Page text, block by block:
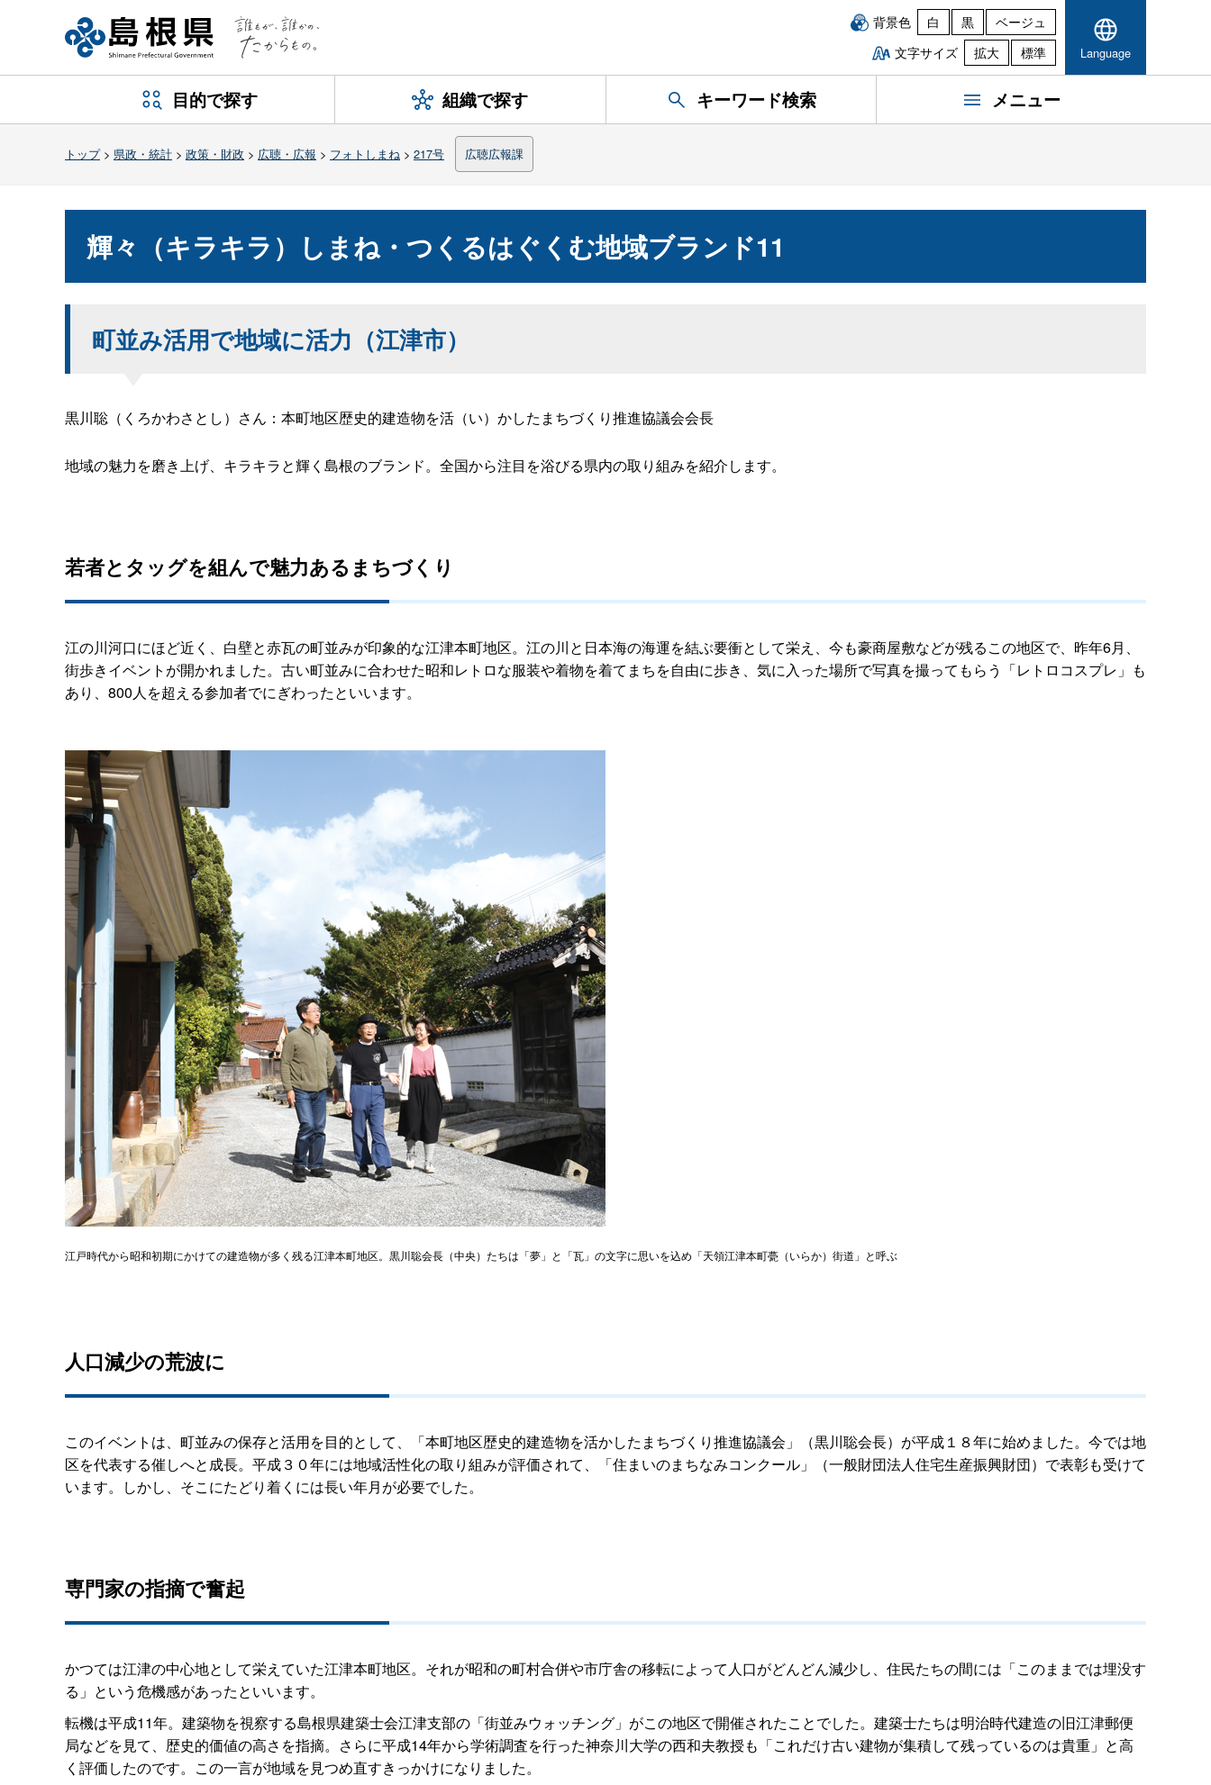
背景色 白 黒
ベージュ
文字サイズ
拡大 標準 Language
目的で探す 組織で探す キーワード検索 メニュー
トップ> 県政・統計 > 政策・財政 > 広聴・広報 > フォトしまね > 217号 広聴広報課
輝々（キラキラ）しまね・つくるはぐくむ地域ブランド11
町並み活用で地域に活力（江津市）
黒川聡（くろかわさとし）さん：本町地区歴史的建造物を活（い）かしたまちづくり推進協議会会長
地域の魅力を磨き上げ、キラキラと輝く島根のブランド。全国から注目を浴びる県内の取り組みを紹介します。
若者とタッグを組んで魅力あるまちづくり
江の川河口にほど近く、白壁と赤瓦の町並みが印象的な江津本町地区。江の川と日本海の海運を結ぶ要衝として栄え、今も豪商屋敷などが残るこの地区で、昨年6月、
街歩きイベントが開かれました。古い町並みに合わせた昭和レトロな服装や着物を着てまちを自由に歩き、気に入った場所で写真を撮ってもらう「レトロコスプレ」も
あり、800人を超える参加者でにぎわったといいます。
江戸時代から昭和初期にかけての建造物が多く残る江津本町地区。黒川聡会長（中央）たちは「夢」と「瓦」の文字に思いを込め「天領江津本町甍（いらか）街道」と呼ぶ
人口減少の荒波に
このイベントは、町並みの保存と活用を目的として、「本町地区歴史的建造物を活かしたまちづくり推進協議会」（黒川聡会長）が平成１８年に始めました。今では地
区を代表する催しへと成長。平成３０年には地域活性化の取り組みが評価されて、「住まいのまちなみコンクール」（一般財団法人住宅生産振興財団）で表彰も受けて
います。しかし、そこにたどり着くには長い年月が必要でした。
専門家の指摘で奮起
かつては江津の中心地として栄えていた江津本町地区。それが昭和の町村合併や市庁舎の移転によって人口がどんどん減少し、住民たちの間には「このままでは埋没す
る」という危機感があったといいます。
転機は平成11年。建築物を視察する島根県建築士会江津支部の「街並みウォッチング」がこの地区で開催されたことでした。建築士たちは明治時代建造の旧江津郵便
局などを見て、歴史的価値の高さを指摘。さらに平成14年から学術調査を行った神奈川大学の西和夫教授も「これだけ古い建物が集積して残っているのは貴重」と高
く評価したのです。この一言が地域を見つめ直すきっかけになりました。